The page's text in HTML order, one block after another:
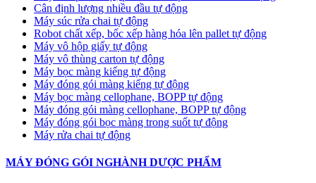
Cân định lượng nhiều đầu tự động
Máy súc rửa chai tự động
Robot chất xếp, bốc xếp hàng hóa lên pallet tự động
Máy vô hộp giấy tự động
Máy vô thùng carton tự động
Máy bọc màng kiếng tự động
Máy đóng gói màng kiếng tự động
Máy bọc màng cellophane, BOPP tự động
Máy đóng gói màng cellophane, BOPP tự động
Máy đóng gói bọc màng trong suốt tự động
Máy rửa chai tự động
MÁY ĐÓNG GÓI NGHÀNH DƯỢC PHẨM